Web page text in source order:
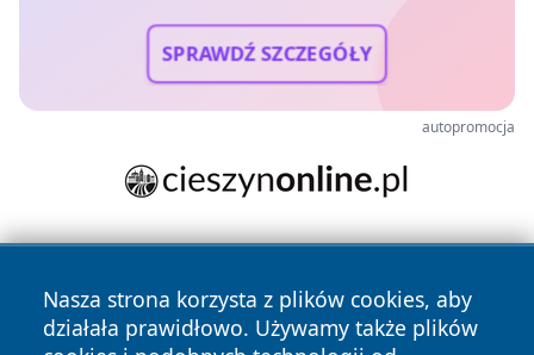
SPRAWDŹ SZCZEGÓŁY
autopromocja
Nasza strona korzysta z plików cookies, aby
działała prawidłowo. Używamy także plików